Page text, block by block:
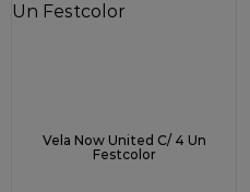
Vela Now United C/ 4 Un
Festcolor